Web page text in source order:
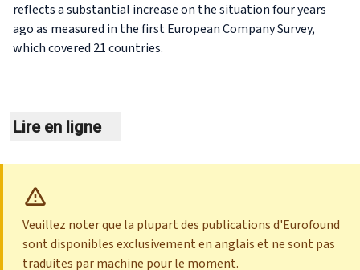
reflects a substantial increase on the situation four years
ago as measured in the first European Company Survey,
which covered 21 countries.
Lire en ligne
Veuillez noter que la plupart des publications d'Eurofound
sont disponibles exclusivement en anglais et ne sont pas
traduites par machine pour le moment.